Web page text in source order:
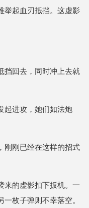
举起血刃抵挡。这虚影
挡回去，同时冲上去就
起进攻，她们如法炮
刚刚已经在这样的招式
来的虚影扣下扳机。一
枚子弹则不幸落空。